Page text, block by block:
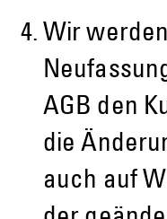
Wir
AGB den
die
auch auf